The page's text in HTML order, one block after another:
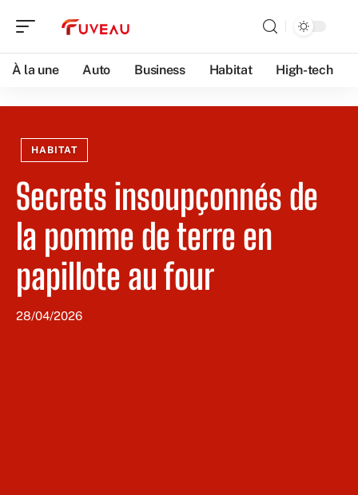
À la une Auto Business Habitat High-tech
HABITAT
Secrets insoupçonnés de
la pomme de terre en
papillote au four
28/04/2026